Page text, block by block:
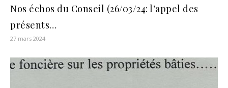
Nos échos du Conseil (26/03/24: l’appel des
présents…
27 mars 2024